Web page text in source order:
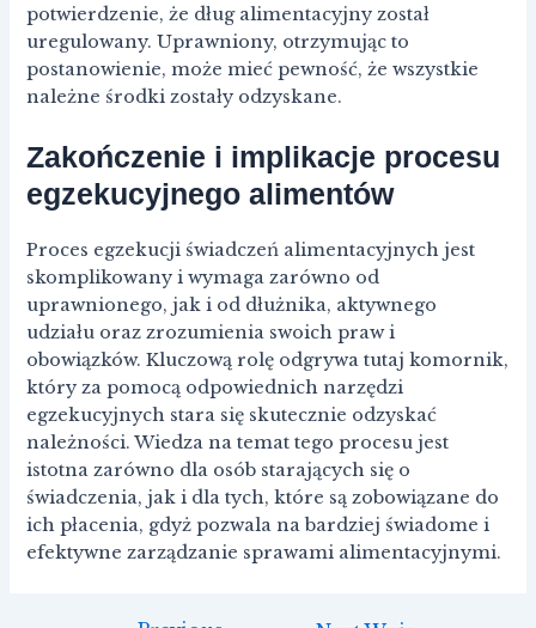
potwierdzenie, że dług alimentacyjny został
uregulowany. Uprawniony, otrzymując to
postanowienie, może mieć pewność, że wszystkie
należne środki zostały odzyskane.
Zakończenie i implikacje procesu
egzekucyjnego alimentów
Proces egzekucji świadczeń alimentacyjnych jest
skomplikowany i wymaga zarówno od
uprawnionego, jak i od dłużnika, aktywnego
udziału oraz zrozumienia swoich praw i
obowiązków. Kluczową rolę odgrywa tutaj komornik,
który za pomocą odpowiednich narzędzi
egzekucyjnych stara się skutecznie odzyskać
należności. Wiedza na temat tego procesu jest
istotna zarówno dla osób starających się o
świadczenia, jak i dla tych, które są zobowiązane do
ich płacenia, gdyż pozwala na bardziej świadome i
efektywne zarządzanie sprawami alimentacyjnymi.